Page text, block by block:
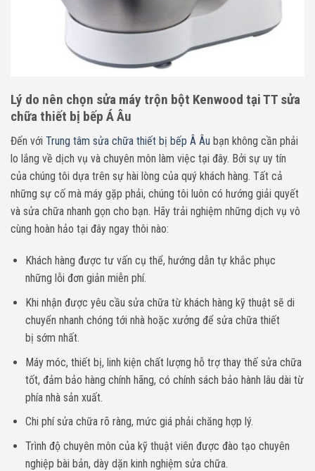
Lý do nên chọn sửa máy trộn bột Kenwood tại TT sửa
chữa thiết bị bếp Á Âu
Đến với Trung tâm sửa chữa thiết bị bếp Â Âu bạn không cần phải
lo lắng về dịch vụ và chuyên môn làm việc tại đây. Bởi sự uy tín
của chúng tôi dựa trên sự hài lòng của quý khách hàng. Tất cả
những sự cố mà máy gặp phải, chúng tôi luôn có hướng giải quyết
và sửa chữa nhanh gọn cho bạn. Hãy trải nghiệm những dịch vụ vô
cùng hoàn hảo tại đây ngay thôi nào:
Khách hàng được tư vấn cụ thể, hướng dẫn tự khắc phục
những lỗi đơn giản miễn phí.
Khi nhận được yêu cầu sửa chữa từ khách hàng kỹ thuật sẽ di
chuyển nhanh chóng tới nhà hoặc xưởng để sửa chữa thiết
bị sớm nhất.
Máy móc, thiết bị, linh kiện chất lượng hỗ trợ thay thế sửa chữa
tốt, đảm bảo hàng chính hãng, có chính sách bảo hành lâu dài từ
phía nhà sản xuất.
Chi phí sửa chữa rõ ràng, mức giá phải chăng hợp lý.
Trình độ chuyên môn của kỹ thuật viên được đào tạo chuyên
nghiệp bài bản, dày dặn kinh nghiệm sửa chữa.